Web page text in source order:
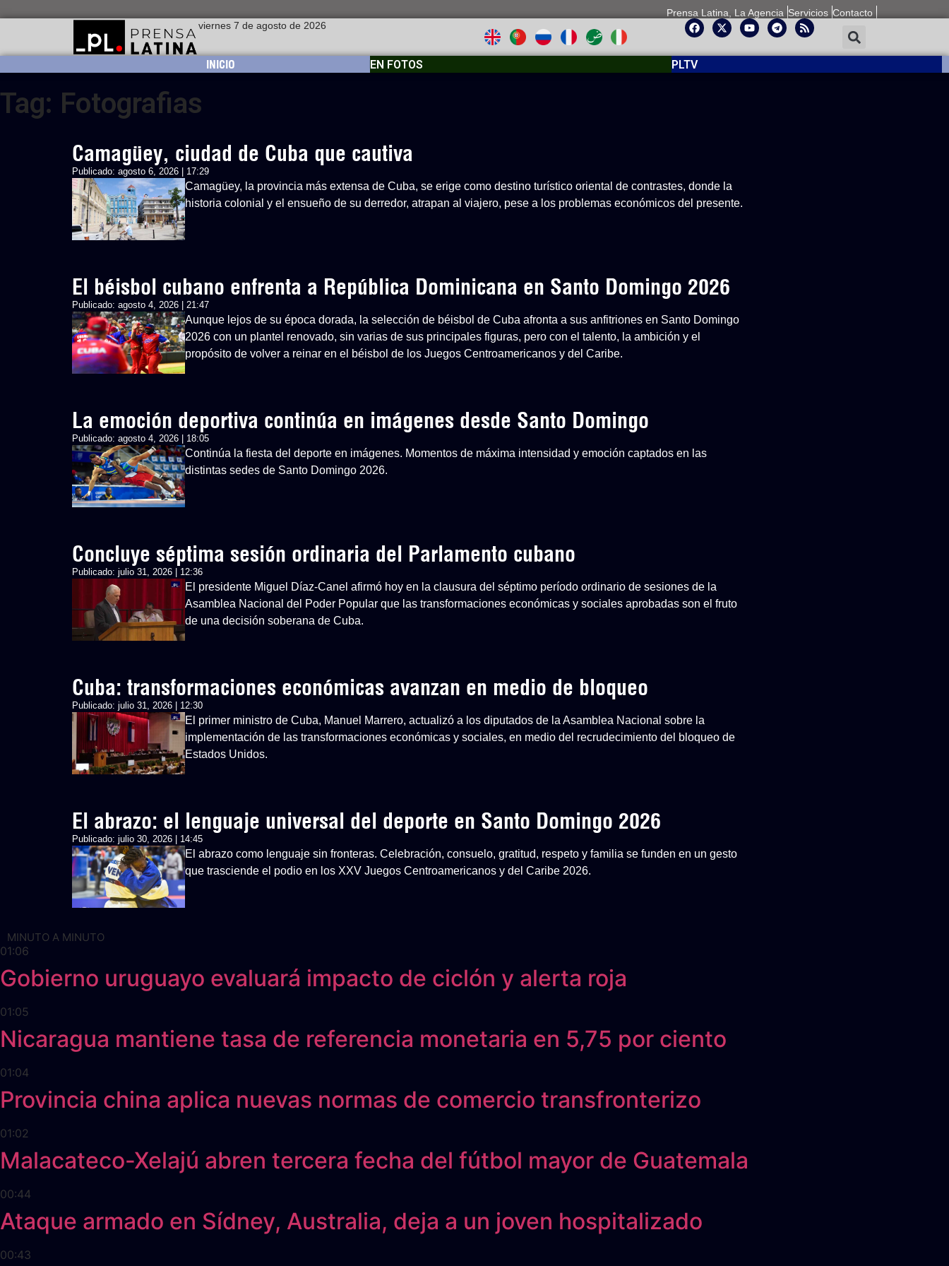
Prensa Latina, La Agencia Servicios Contacto
viernes 7 de agosto de 2026
INICIO EN FOTOS PLTV
Tag: Fotografias
Camagüey, ciudad de Cuba que cautiva
Publicado: agosto 6, 2026 | 17:29
Camagüey, la provincia más extensa de Cuba, se erige como destino turístico oriental de contrastes, donde la
historia colonial y el ensueño de su derredor, atrapan al viajero, pese a los problemas económicos del presente.
El béisbol cubano enfrenta a República Dominicana en Santo Domingo 2026
Publicado: agosto 4, 2026 | 21:47
Aunque lejos de su época dorada, la selección de béisbol de Cuba afronta a sus anfitriones en Santo Domingo
2026 con un plantel renovado, sin varias de sus principales figuras, pero con el talento, la ambición y el
propósito de volver a reinar en el béisbol de los Juegos Centroamericanos y del Caribe.
La emoción deportiva continúa en imágenes desde Santo Domingo
Publicado: agosto 4, 2026 | 18:05
Continúa la fiesta del deporte en imágenes. Momentos de máxima intensidad y emoción captados en las
distintas sedes de Santo Domingo 2026.
Concluye séptima sesión ordinaria del Parlamento cubano
Publicado: julio 31, 2026 | 12:36
El presidente Miguel Díaz-Canel afirmó hoy en la clausura del séptimo período ordinario de sesiones de la
Asamblea Nacional del Poder Popular que las transformaciones económicas y sociales aprobadas son el fruto
de una decisión soberana de Cuba.
Cuba: transformaciones económicas avanzan en medio de bloqueo
Publicado: julio 31, 2026 | 12:30
El primer ministro de Cuba, Manuel Marrero, actualizó a los diputados de la Asamblea Nacional sobre la
implementación de las transformaciones económicas y sociales, en medio del recrudecimiento del bloqueo de
Estados Unidos.
El abrazo: el lenguaje universal del deporte en Santo Domingo 2026
Publicado: julio 30, 2026 | 14:45
El abrazo como lenguaje sin fronteras. Celebración, consuelo, gratitud, respeto y familia se funden en un gesto
que trasciende el podio en los XXV Juegos Centroamericanos y del Caribe 2026.
MINUTO A MINUTO
01:06
Gobierno uruguayo evaluará impacto de ciclón y alerta roja
01:05
Nicaragua mantiene tasa de referencia monetaria en 5,75 por ciento
01:04
Provincia china aplica nuevas normas de comercio transfronterizo
01:02
Malacateco-Xelajú abren tercera fecha del fútbol mayor de Guatemala
00:44
Ataque armado en Sídney, Australia, deja a un joven hospitalizado
00:43